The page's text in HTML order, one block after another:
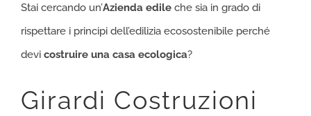
Stai cercando un’Azienda edile che sia in grado di
rispettare i principi dell’edilizia ecosostenibile perché
devi costruire una casa ecologica?
Girardi Costruzioni